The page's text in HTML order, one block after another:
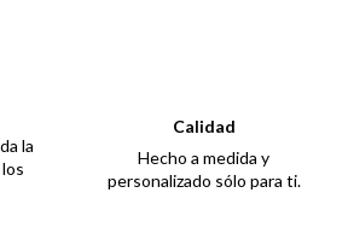
la
Calidad
Hecho a medida y
personalizado sólo para ti.